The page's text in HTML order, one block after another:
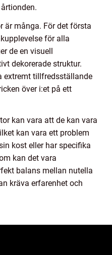
är många. För det första
för alla
de en visuell
dekorerade struktur.
extremt tillfredsställande
över i:et på ett
kan vara att de kan vara
kan vara ett problem
kost eller har specifika
kan det vara
balans mellan nutella
kräva erfarenhet och